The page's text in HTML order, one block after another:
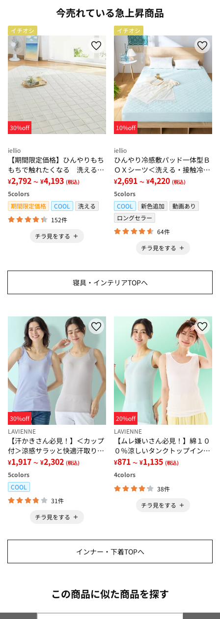
今売れている急上昇商品
イチオシ
30%off
iellio
【期間限定価格】ひんやりもち
もちで触れたくなる 洗えるラ
グ＜低反発・滑りにくい・接触
冷感・防ダニ・カーペット＞
¥2,792 ～ ¥4,193 (税込)
5colors
期間限定価格
COOL
洗える
152件
チラ見をする
イチオシ
10%off
iellio
ひんやり冷感敷パッド一体型Ｂ
ＯＸシーツ＜洗える・接触冷
感・抗菌防臭・時短・家事楽・
ボックスシーツ・寝苦しさ対策
＞
¥2,691 ～ ¥4,220 (税込)
5colors
COOL
新色追加
動画あり
ロングセラー
64件
チラ見をする
寝具・インテリアTOPへ
30%off
LAVIENNE
【汗かきさん必見！】＜カップ
付＞涼感サラッと快適汗取りタ
ンクトップインナー＜さらりラ
ボ＞
¥1,917 ～ ¥2,302 (税込)
5colors
COOL
31件
チラ見をする
20%off
LAVIENNE
【ムレ嫌いさん必見！】綿１０
０％涼しいタンクトップインナ
ー＜さらりラボ＞
¥871 ～ ¥1,135 (税込)
4colors
38件
チラ見をする
インナー・下着TOPへ
この商品に似た商品を探す